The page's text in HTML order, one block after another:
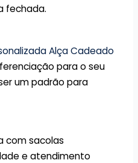
fechada.
Alça Cadeado
para o seu
um padrão para
com sacolas
e atendimento